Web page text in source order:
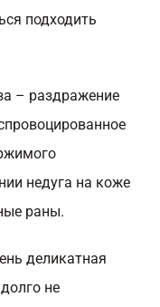
подходить
– раздражение
недуга на коже
раны.
деликатная
не